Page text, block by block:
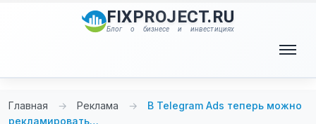
FIXPROJECT.RU
Блог о бизнесе и инвестициях
Главная → Реклама →
В Telegram Ads теперь можно
рекламировать…